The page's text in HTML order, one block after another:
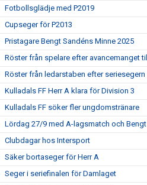
Fotbollsglädje med P2019
Cupseger för P2013
Pristagare Bengt Sandéns Minne 2025
Röster från spelare efter avancemanget
Röster från ledarstaben efter seriesegern
Kulladals FF Herr A klara för Division 3
Kulladals FF söker fler ungdomstränare
Lördag 27/9 med A-lagsmatch och
Clubdagar hos Intersport
Säker bortaseger för Herr A
Seger i seriefinalen för Damlaget